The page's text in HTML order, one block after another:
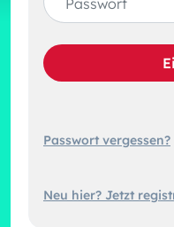
Passwort vergessen?
Neu hier? Jetzt